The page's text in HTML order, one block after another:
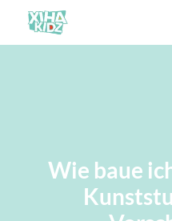
Wie baue